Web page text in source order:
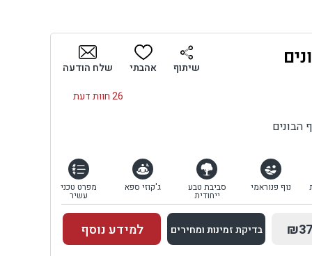
26 חוות דעת
הבונים
שיתוף אהבתי שלח הודעה
נוף פנוראמי סביבת טבע
ייחודית
ג'קוזי ספא מפרט טכני
עשיר
בדיקת זמינות ומחירים למידע נוסף